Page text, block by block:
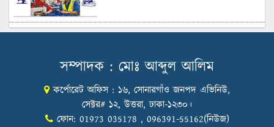
শুল্কের দেয়াল ভাঙার সুযোগ: মার্কিন বাজারে
Honoring Excellence: Texstream
Fashion Ltd. Rewards Best Workers–
2026
সম্পাদক : মোঃ আব্দুল আলিম
কর্পোরেট অফিস : ১৬, সোনারগাঁও জনপদ এভিনিউ,
সেক্টর# ১২, উত্তরা, ঢাকা-১২৩০।
ফোন: 01973 035178 , 096391-55162(নিউজ)